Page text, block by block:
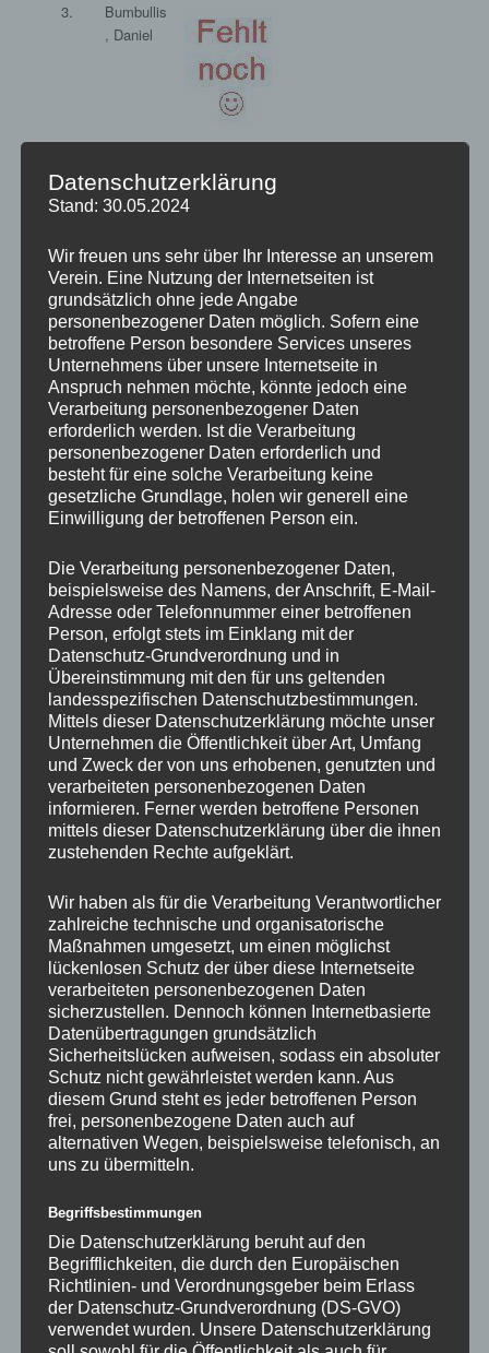
3.
Bumbullis
, Daniel
Andreas
5.
Hapke ,
Marvin
6.
Ott ,
Ewald
7.
Mahr ,
Magnus
8.
Fecker ,
Aaron
9.
Mahr ,
Mikka
10.
Fecker ,
Achim
11.
Gulde ,
Achim
Datenschutzerklärung
Stand: 30.05.2024
Wir freuen uns sehr über Ihr Interesse an unserem
Verein. Eine Nutzung der Internetseiten ist
grundsätzlich ohne jede Angabe
personenbezogener Daten möglich. Sofern eine
betroffene Person besondere Services unseres
Unternehmens über unsere Internetseite in
Anspruch nehmen möchte, könnte jedoch eine
Verarbeitung personenbezogener Daten
erforderlich werden. Ist die Verarbeitung
personenbezogener Daten erforderlich und
besteht für eine solche Verarbeitung keine
gesetzliche Grundlage, holen wir generell eine
Einwilligung der betroffenen Person ein.
Die Verarbeitung personenbezogener Daten,
beispielsweise des Namens, der Anschrift, E-Mail-
Adresse oder Telefonnummer einer betroffenen
Person, erfolgt stets im Einklang mit der
Datenschutz-Grundverordnung und in
Übereinstimmung mit den für uns geltenden
landesspezifischen Datenschutzbestimmungen.
Mittels dieser Datenschutzerklärung möchte unser
Unternehmen die Öffentlichkeit über Art, Umfang
und Zweck der von uns erhobenen, genutzten und
verarbeiteten personenbezogenen Daten
informieren. Ferner werden betroffene Personen
mittels dieser Datenschutzerklärung über die ihnen
zustehenden Rechte aufgeklärt.
Wir haben als für die Verarbeitung Verantwortlicher
zahlreiche technische und organisatorische
Maßnahmen umgesetzt, um einen möglichst
lückenlosen Schutz der über diese Internetseite
verarbeiteten personenbezogenen Daten
sicherzustellen. Dennoch können Internetbasierte
Datenübertragungen grundsätzlich
Sicherheitslücken aufweisen, sodass ein absoluter
Schutz nicht gewährleistet werden kann. Aus
diesem Grund steht es jeder betroffenen Person
frei, personenbezogene Daten auch auf
alternativen Wegen, beispielsweise telefonisch, an
uns zu übermitteln.
Begriffsbestimmungen
Die Datenschutzerklärung beruht auf den
Begrifflichkeiten, die durch den Europäischen
Richtlinien- und Verordnungsgeber beim Erlass
der Datenschutz-Grundverordnung (DS-GVO)
verwendet wurden. Unsere Datenschutzerklärung